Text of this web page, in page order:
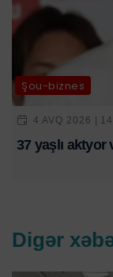
Şou-biznes
4 AVQ 2026 |
37 yaşlı aktyor
Digər